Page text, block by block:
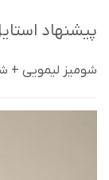
پیشنهاد
شومیز لیمویی +